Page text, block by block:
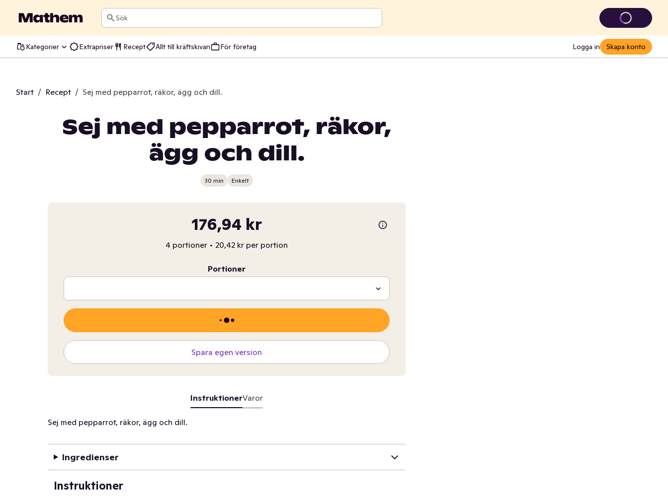
Sök
Kategorier Extrapriser Recept Allt till kräftskivan För företag Logga in Skapa konto
Start / Recept / Sej med pepparrot, räkor, ägg och dill.
Sej med pepparrot, räkor,
ägg och dill.
30 min Enkelt
176,94 kr
4 portioner • 20,42 kr per portion
Portioner
Spara egen version
InstruktionerVaror
Sej med pepparrot, räkor, ägg och dill.
Ingredienser
Instruktioner